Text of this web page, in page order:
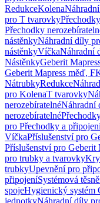
RedukceKolena
pro T tvarovky
Přechodky
nástěnkyNáhradní díly
nástěnkyVíčkaNáhradní
NástěnkyGeberit
Geberit Mapress měď,
NátrubkyRedukce
pro KolenaT tvarovky
nerozebíratelnéNáhradní
nerozebíratelné
pro Přechodky a
VíčkaPříslušenství pro
Příslušenství pro Geberit
pro trubky a tvarovky
trubkyUpevnění pro
připojeníSystémová
spojeHygienický systém
jednotkyNáhradní díly